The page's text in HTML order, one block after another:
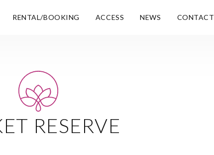
RENTAL/BOOKING ACCESS NEWS CONTACT
RESERVE